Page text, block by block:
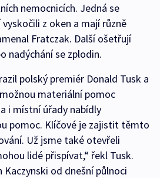
nemocnicích. Jedná se
z oken a mají různě
Fratczak. Další ošetřují
nadýchání se zplodin.
polský premiér Donald Tusk a
materiální pomoc
i místní úřady nabídly
pomoc. Klíčové je zajistit těmto
Už jsme také otevřeli
lidé přispívat,“ řekl Tusk.
Kaczynski od dnešní půlnoci